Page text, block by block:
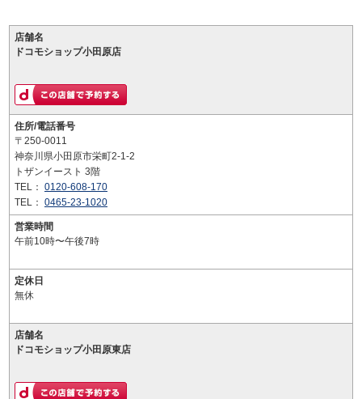
店舗名
ドコモショップ小田原店
住所/電話番号
〒250-0011
神奈川県小田原市栄町2-1-2
トザンイースト 3階
TEL： 0120-608-170
TEL： 0465-23-1020
営業時間
午前10時〜午後7時
定休日
無休
店舗名
ドコモショップ小田原東店